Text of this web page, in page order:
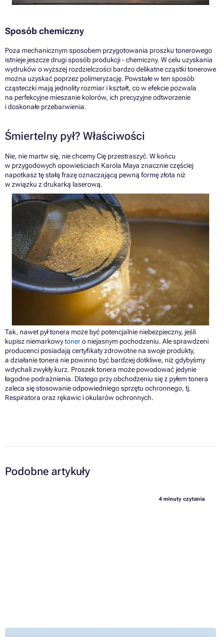
Sposób chemiczny
Poza mechanicznym sposobem przygotowania proszku tonerowego
istnieje jeszcze drugi sposób produkcji - chemiczny. W celu uzyskania
wydruków o wyższej rozdzielczości bardzo delikatne cząstki tonerowe
można uzyskać poprzez polimeryzację. Powstałe w ten sposób
cząsteczki mają jednolity rozmiar i kształt, co w efekcie pozwala
na perfekcyjne mieszanie kolorów, ich precyzyjne odtworzenie
i doskonałe przebarwienia.
Śmiertelny pył? Właściwości
Nie, nie martw się, nie chcemy Cię przestraszyć. W końcu
w przygodowych opowieściach Karola Maya znacznie częściej
napotkasz tę stałą frazę oznaczającą pewną formę złota niż
w związku z drukarką laserową.
Tak, nawet pył tonera może być potencjalnie niebezpieczny, jeśli
kupisz niemarkowytonero niejasnym pochodzeniu. Ale sprawdzeni
producenci posiadają certyfikaty zdrowotne na swoje produkty,
a działanie tonera nie powinno być bardziej dotkliwe, niż gdybyśmy
wdychali zwykły kurz. Proszek tonera może powodować jedynie
łagodne podrażnienia. Dlatego przy obchodzeniu się z pyłem tonera
zaleca się stosowanie odpowiedniego sprzętu ochronnego, tj.
Respiratora oraz rękawic i okularów ochronnych.
Podobne artykuły
4 minuty czytania